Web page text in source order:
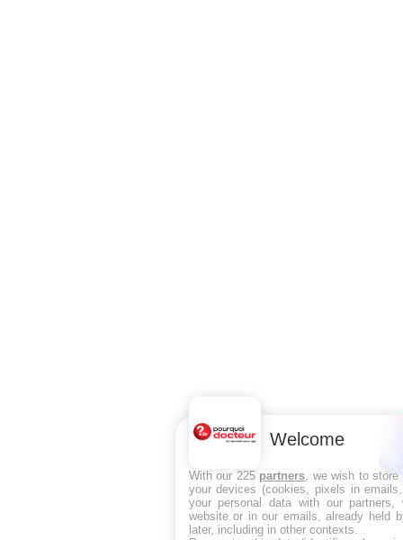
Welcome
With our 225 partners , we wish to
your devices (cookies, pixels in
your personal data with our partners,
website or in our emails, already held
later, including in other contexts.